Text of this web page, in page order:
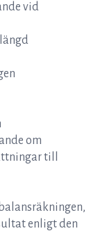
vid
om
till
enligt den